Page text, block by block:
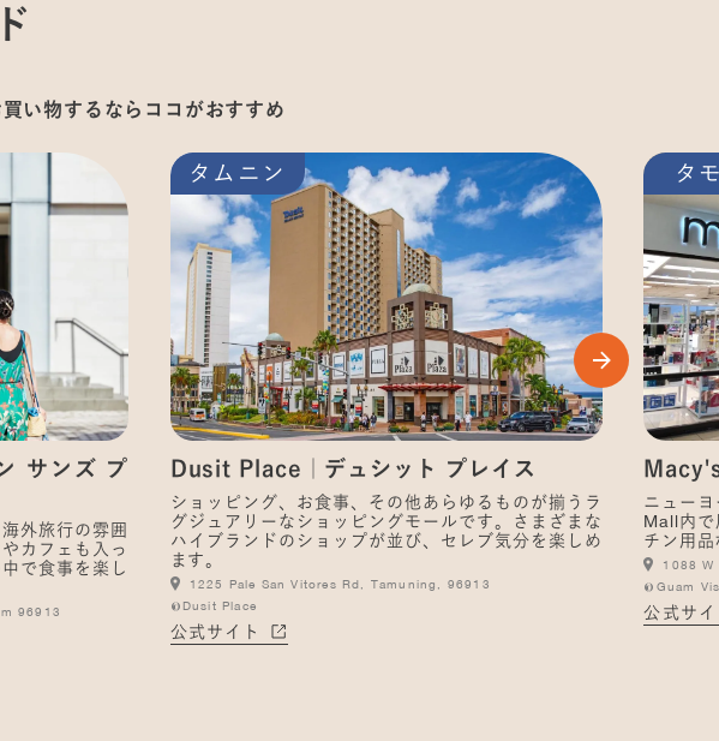
買い物するならココがおすすめ
サンズ プ
外旅行の雰囲
カフェも入っ
で食事を楽し
96913
タムニン
Dusit Place｜デュシット プレイス
ショッピング、お食事、その他あらゆるものが揃うラ
グジュアリーなショッピングモールです。さまざまな
ハイブランドのショップが並び、セレブ気分を楽しめ
ます。
1225 Pale San Vitores Rd, Tamuning, 96913
©Dusit Place
公式サイト
タ
ニュー
Mall内で
チン用
1088
©Guam
公式サ